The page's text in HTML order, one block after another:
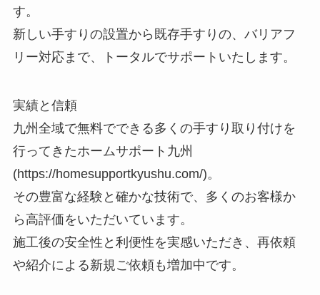
す。
新しい手すりの設置から既存手すりの、バリアフ
リー対応まで、トータルでサポートいたします。
実績と信頼
九州全域で無料でできる多くの手すり取り付けを
行ってきたホームサポート九州
(https://homesupportkyushu.com/)。
その豊富な経験と確かな技術で、多くのお客様か
ら高評価をいただいています。
施工後の安全性と利便性を実感いただき、再依頼
や紹介による新規ご依頼も増加中です。